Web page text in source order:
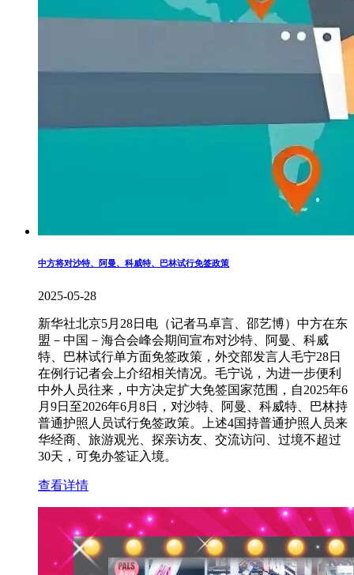
中方将对沙特、阿曼、科威特、巴林试行免签政策
2025-05-28
新华社北京5月28日电（记者马卓言、邵艺博）中方在东
盟－中国－海合会峰会期间宣布对沙特、阿曼、科威
特、巴林试行单方面免签政策，外交部发言人毛宁28日
在例行记者会上介绍相关情况。毛宁说，为进一步便利
中外人员往来，中方决定扩大免签国家范围，自2025年6
月9日至2026年6月8日，对沙特、阿曼、科威特、巴林持
普通护照人员试行免签政策。上述4国持普通护照人员来
华经商、旅游观光、探亲访友、交流访问、过境不超过
30天，可免办签证入境。
查看详情